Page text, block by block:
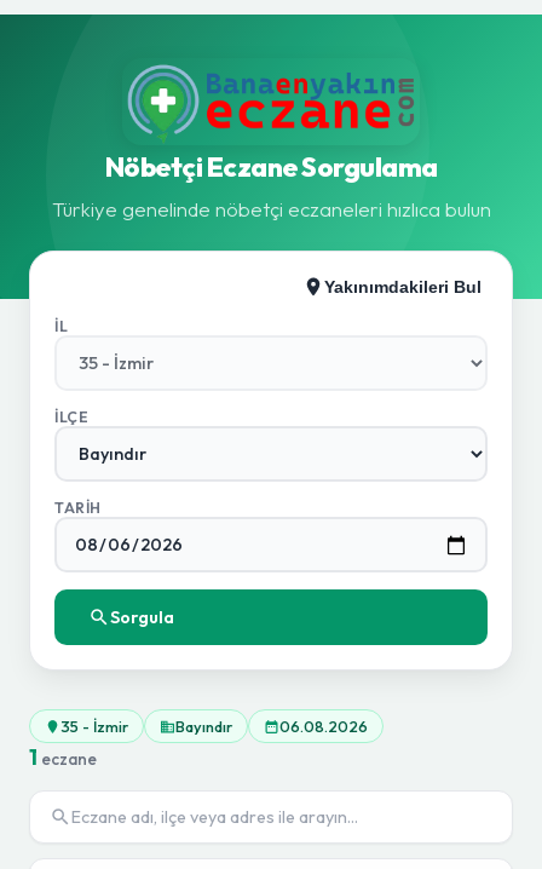
Nöbetçi Eczane Sorgulama
Türkiye genelinde nöbetçi eczaneleri hızlıca bulun
Yakınımdakileri Bul
İL
İLÇE
TARIH
Sorgula
35 - İzmir Bayındır 06.08.2026
1 eczane